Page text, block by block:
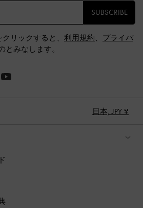
SUBSCRIBE
リックすると、 利用規約、 プライバ
とみなします。
日本, JPY ¥